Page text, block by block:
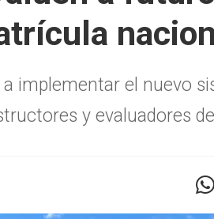
implementar el nuevo
y evaluadores